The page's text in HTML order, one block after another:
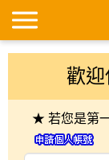
歡
★ 若您是第